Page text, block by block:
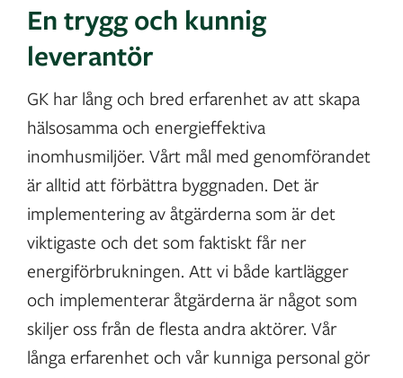
En trygg och kunnig
leverantör
GK har lång och bred erfarenhet av att skapa
hälsosamma och energieffektiva
inomhusmiljöer. Vårt mål med genomförandet
är alltid att förbättra byggnaden. Det är
implementering av åtgärderna som är det
viktigaste och det som faktiskt får ner
energiförbrukningen. Att vi både kartlägger
och implementerar åtgärderna är något som
skiljer oss från de flesta andra aktörer. Vår
långa erfarenhet och vår kunniga personal gör